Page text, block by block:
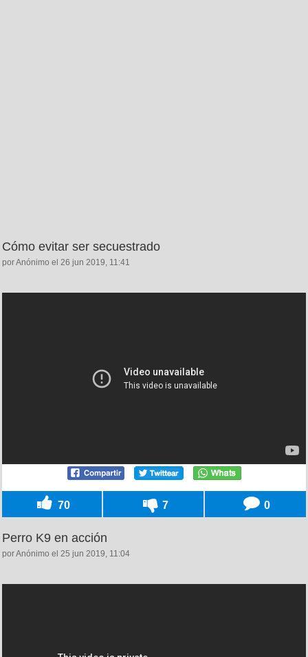
Cómo evitar ser secuestrado
por Anónimo el 26 jun 2019, 11:41
70 7 0
Perro K9 en acción
por Anónimo el 25 jun 2019, 11:04